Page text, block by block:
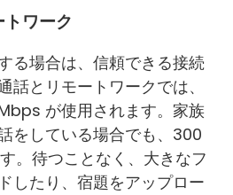
ワーク
る場合は、信頼できる接続
話とリモートワークでは、
が使用されます。家族
をしている場合でも、300
。待つことなく、大きなフ
したり、宿題をアップロー